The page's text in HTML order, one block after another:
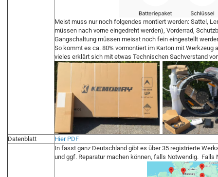
Meist muss nur noch folgendes montiert werden: Sattel,
müssen nach vorne eingedreht werden), Vorderrad,
Gangschaltung müssen meisst noch fein eingestellt
So kommt es ca. 80% vormontiert im Karton mit Werkzeug
vieles erklärt sich mit etwas Technischen Sachverstand
Datenblatt
Hier PDF
In fasst ganz Deutschland gibt es über 35 registrierte
und ggf. Reparatur machen können, falls Notwendig.